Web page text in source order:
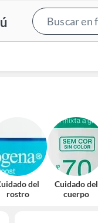
del
rostro
Cuidado del
cuerpo